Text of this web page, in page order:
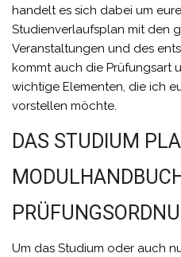
handelt es sich dabei um
Studienverlaufsplan mit den
Veranstaltungen und des
kommt auch die Prüfungsart
wichtige Elementen, die ich
vorstellen möchte.
DAS STUDIUM
Um das Studium oder auch